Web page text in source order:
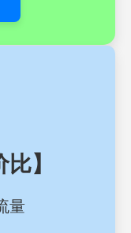
】
量